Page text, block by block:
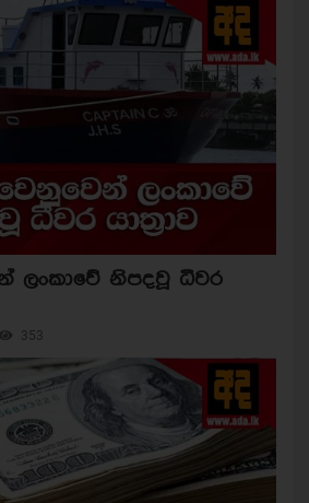
ලංකාවේ නිපදවූ ධීවර
353